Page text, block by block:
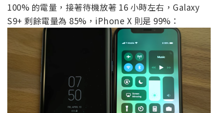
100% 的電量，接著待機放著 16 小時左右，Galaxy
S9+ 剩餘電量為 85%，iPhone X 則是 99%：